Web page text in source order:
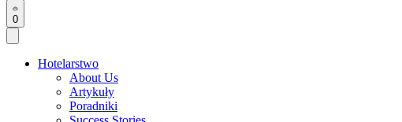
0
Hotelarstwo
About Us
Artykuły
Poradniki